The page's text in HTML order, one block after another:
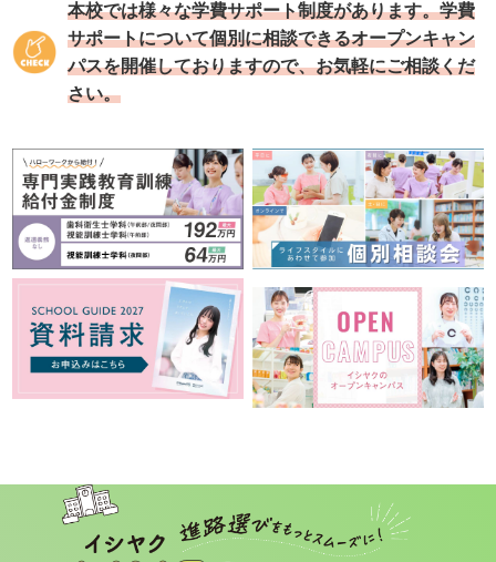
本校では様々な学費サポート制度があります。学費
サポートについて個別に相談できるオープンキャン
パスを開催しておりますので、お気軽にご相談くだ
さい。